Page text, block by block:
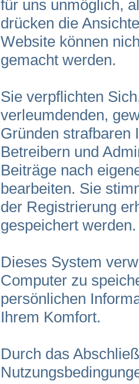
für uns unmöglich,
drücken die
Website können
gemacht werden.
Sie verpflichten
verleumdenden,
Gründen strafbaren
Betreibern und
Beiträge nach
bearbeiten. Sie
der Registrierung
gespeichert werden.
Dieses System
Computer zu
persönlichen
Ihrem Komfort.
Durch das